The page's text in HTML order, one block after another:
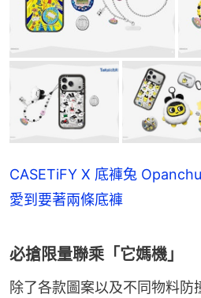
CASETiFY X 底褲兔
愛到要著兩條底褲
必搶限量聯乘「它媽機」
除了各款圖案以及不同物料防